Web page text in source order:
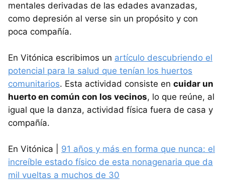
mentales derivadas de las edades avanzadas,
como depresión al verse sin un propósito y con
poca compañía.
En Vitónica escribimos un artículo descubriendo el
potencial para la salud que tenían los huertos
comunitarios. Esta actividad consiste en cuidar un
huerto en común con los vecinos, lo que reúne, al
igual que la danza, actividad física fuera de casa y
compañía.
En Vitónica | 91 años y más en forma que nunca: el
increíble estado físico de esta nonagenaria que da
mil vueltas a muchos de 30